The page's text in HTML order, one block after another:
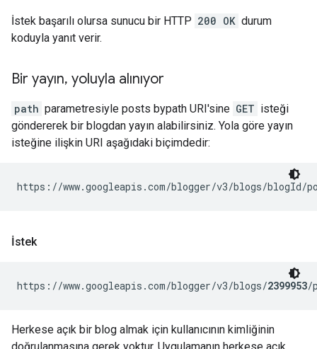
İstek başarılı olursa sunucu bir HTTP 200 OK durum
koduyla yanıt verir.
Bir yayın, yoluyla alınıyor
path parametresiyle posts bypath URI'sine GET isteği
göndererek bir blogdan yayın alabilirsiniz. Yola göre yayın
isteğine ilişkin URI aşağıdaki biçimdedir:
https://www.googleapis.com/blogger/v3/blogs/blogId/
İstek
https://www.googleapis.com/blogger/v3/blogs/2399953/
Herkese açık bir blog almak için kullanıcının kimliğinin